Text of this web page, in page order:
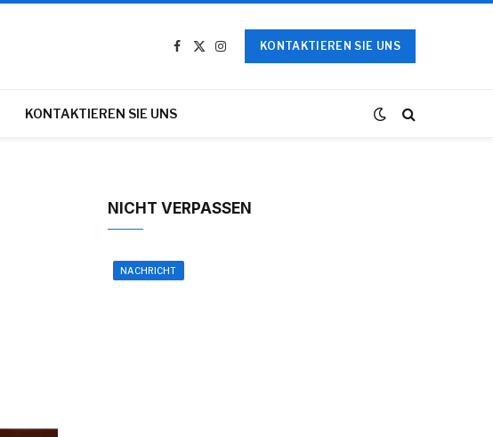
Facebook
X
Instagram
KONTAKTIEREN SIE UNS
KONTAKTIEREN SIE UNS
NICHT VERPASSEN
NACHRICHT